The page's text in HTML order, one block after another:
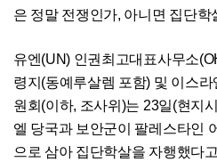
은 정말 전쟁인가, 아니면 집단학
유엔(UN) 인권최고대표사무소
령지(동예루살렘 포함) 및 이스
원회(이하, 조사위)는 23일(현지
엘 당국과 보안군이 팔레스타인
으로 삼아 집단학살을 자행했다